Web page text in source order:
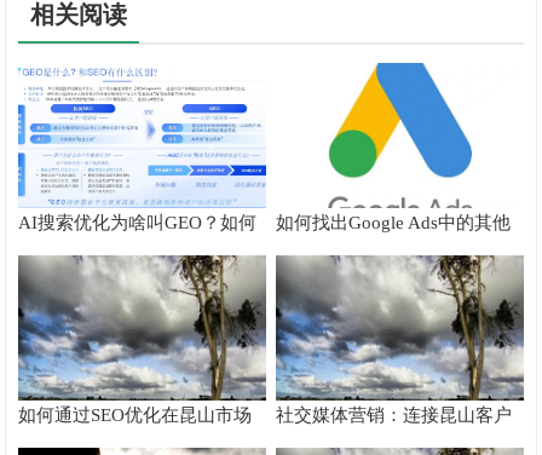
相关阅读
AI搜索优化为啥叫GEO？如何
在AI搜索中获得排名？
如何找出Google Ads中的其他
搜索字词
如何通过SEO优化在昆山市场
脱颖而出
社交媒体营销：连接昆山客户
的桥梁